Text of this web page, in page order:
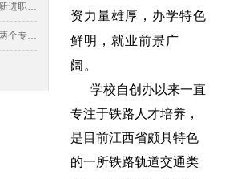
南昌铁路局向塘机务段新进职工培训班在...
南昌向远轨道技术学校两个专业评定为南...
资力量雄厚，办学特色
鲜明，就业前景广
阔。
学校自创办以来一直
专注于铁路人才培养，
是目前江西省颇具特色
的一所铁路轨道交通类